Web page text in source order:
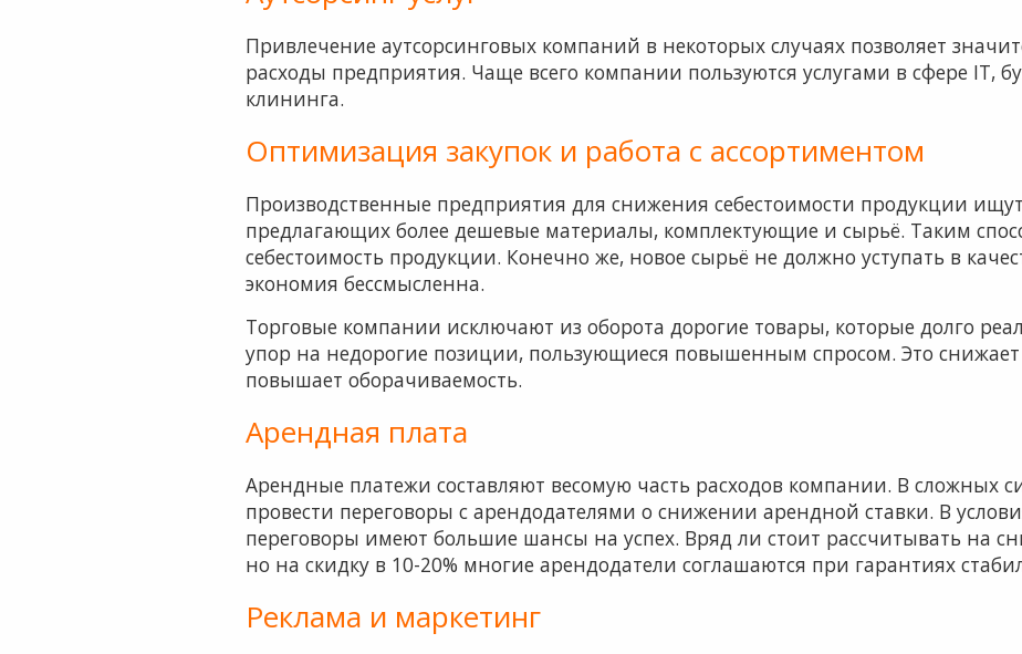
Привлечение аутсорсинговых компаний в некоторых случаях позволяет
расходы предприятия. Чаще всего компании пользуются услугами в сфере IT,
клининга.
Оптимизация закупок и работа с ассортиментом
Производственные предприятия для снижения себестоимости продукции
предлагающих более дешевые материалы, комплектующие и сырьё. Таким
себестоимость продукции. Конечно же, новое сырьё не должно уступать в
экономия бессмысленна.
Торговые компании исключают из оборота дорогие товары, которые долго
упор на недорогие позиции, пользующиеся повышенным спросом. Это
повышает оборачиваемость.
Арендная плата
Арендные платежи составляют весомую часть расходов компании. В сложных
провести переговоры с арендодателями о снижении арендной ставки. В
переговоры имеют большие шансы на успех. Вряд ли стоит рассчитывать на
но на скидку в 10-20% многие арендодатели соглашаются при гарантиях
Реклама и маркетинг